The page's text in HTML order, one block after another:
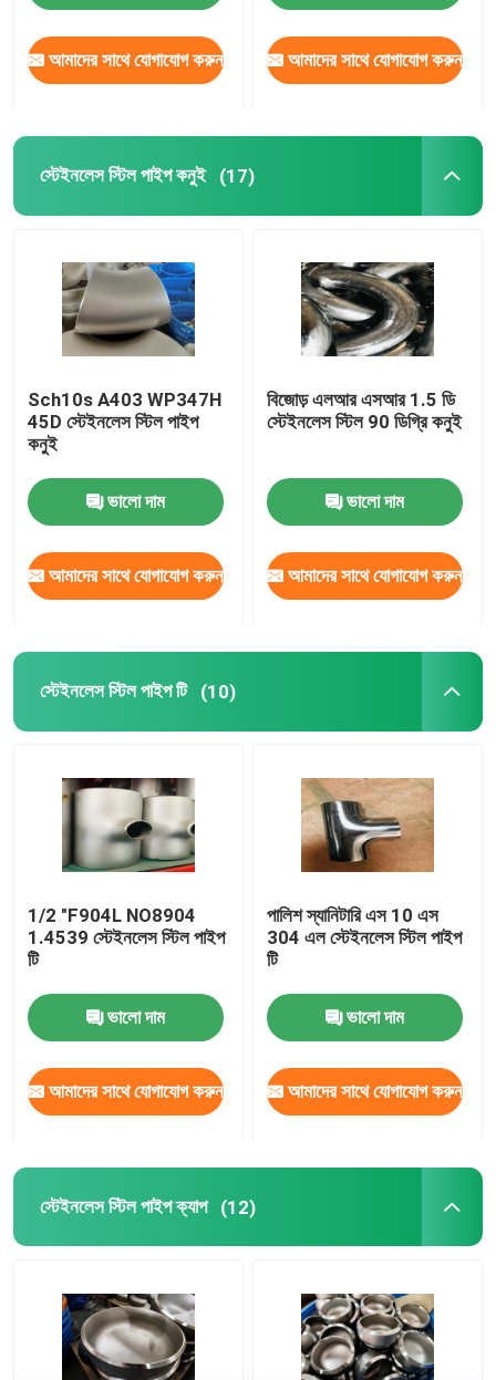
পণ্য
কারখানা ভ্রমণ
মান নিয়ন্ত্রণ
Company News
স্টেইনলেস স্টিল পাইপ flange
স্টেইনলেস স্টিল পাইপ কনুই
স্টেইনলেস স্টিল পাইপ টি
স্টেইনলেস স্টিল পাইপ ক্যাপ
সকেট পাইপ ফিটিং
থ্রেড পাইপ ফিটিং
স্টেইনলেস স্টিল ব্লাইন্ড ফ্ল্যাঞ্জ
ফ্ল্যাঞ্জ অন স্লিপ
Eldালাই নেক ফ্ল্যাঞ্জ
আমাদের সাথে যোগাযোগ করুন আমাদের সাথে যোগাযোগ করুন
স্টেইনলেস স্টিল পাইপ কনুই (17)
Sch10s A403 WP347H
45D স্টেইনলেস স্টিল পাইপ
কনুই
ভালো দাম
আমাদের সাথে যোগাযোগ করুন
বিজোড় এলআর এসআর 1.5 ডি
স্টেইনলেস স্টিল 90 ডিগ্রি কনুই
ভালো দাম
আমাদের সাথে যোগাযোগ করুন
স্টেইনলেস স্টিল পাইপ টি (10)
1/2 "F904L NO8904
1.4539 স্টেইনলেস স্টিল পাইপ
টি
ভালো দাম
আমাদের সাথে যোগাযোগ করুন
পালিশ স্যানিটারি এস 10 এস
304 এল স্টেইনলেস স্টিল পাইপ
টি
ভালো দাম
আমাদের সাথে যোগাযোগ করুন
স্টেইনলেস স্টিল পাইপ ক্যাপ (12)